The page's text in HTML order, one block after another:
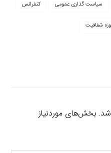
سیاست گذاری عمومی کنفرانس
شفافیت
بخش‌های موردنیاز